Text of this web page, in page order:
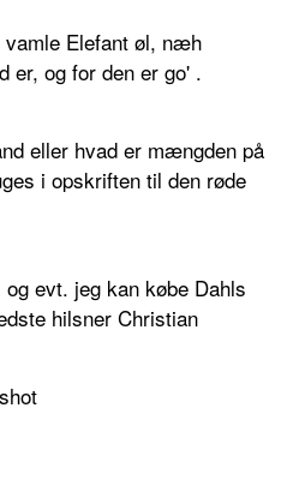
vamle Elefant øl, næh
er, og for den er go' .
eller hvad er mængden på
i opskriften til den røde
evt. jeg kan købe Dahls
hilsner Christian